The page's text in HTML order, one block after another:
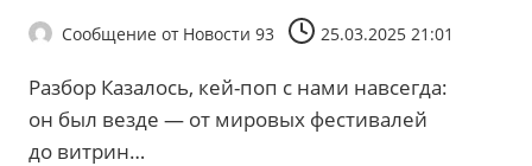
Сообщение от Новости 93 25.03.2025 21:01
Разбор Казалось, кей-поп с нами навсегда:
он был везде — от мировых фестивалей
до витрин…